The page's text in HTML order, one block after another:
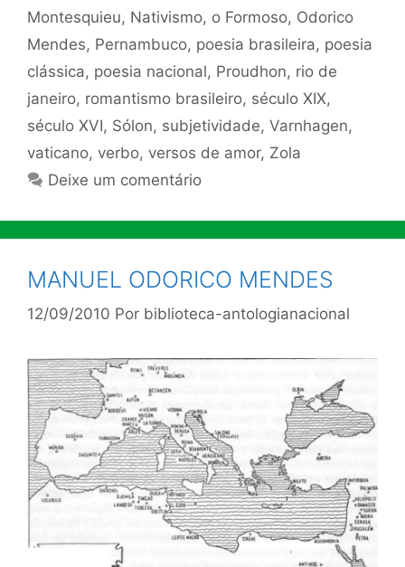
Montesquieu, Nativismo, o Formoso, Odorico
Mendes, Pernambuco, poesia brasileira, poesia
clássica, poesia nacional, Proudhon, rio de
janeiro, romantismo brasileiro, século XIX,
século XVI, Sólon, subjetividade, Varnhagen,
vaticano, verbo, versos de amor, Zola
Deixe um comentário
MANUEL ODORICO MENDES
12/09/2010 Por biblioteca-antologianacional